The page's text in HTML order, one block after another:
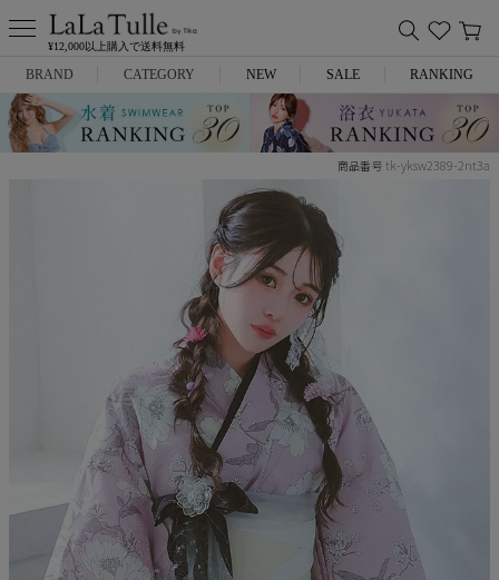
¥12,000以上購入で送料無料
BRAND
Anella
PURESS
CATEGORY
ミニドレス
ランジェリー
コスプレ
NEW SALE RANKING
商品番号 tk-yksw2389-2nt3a